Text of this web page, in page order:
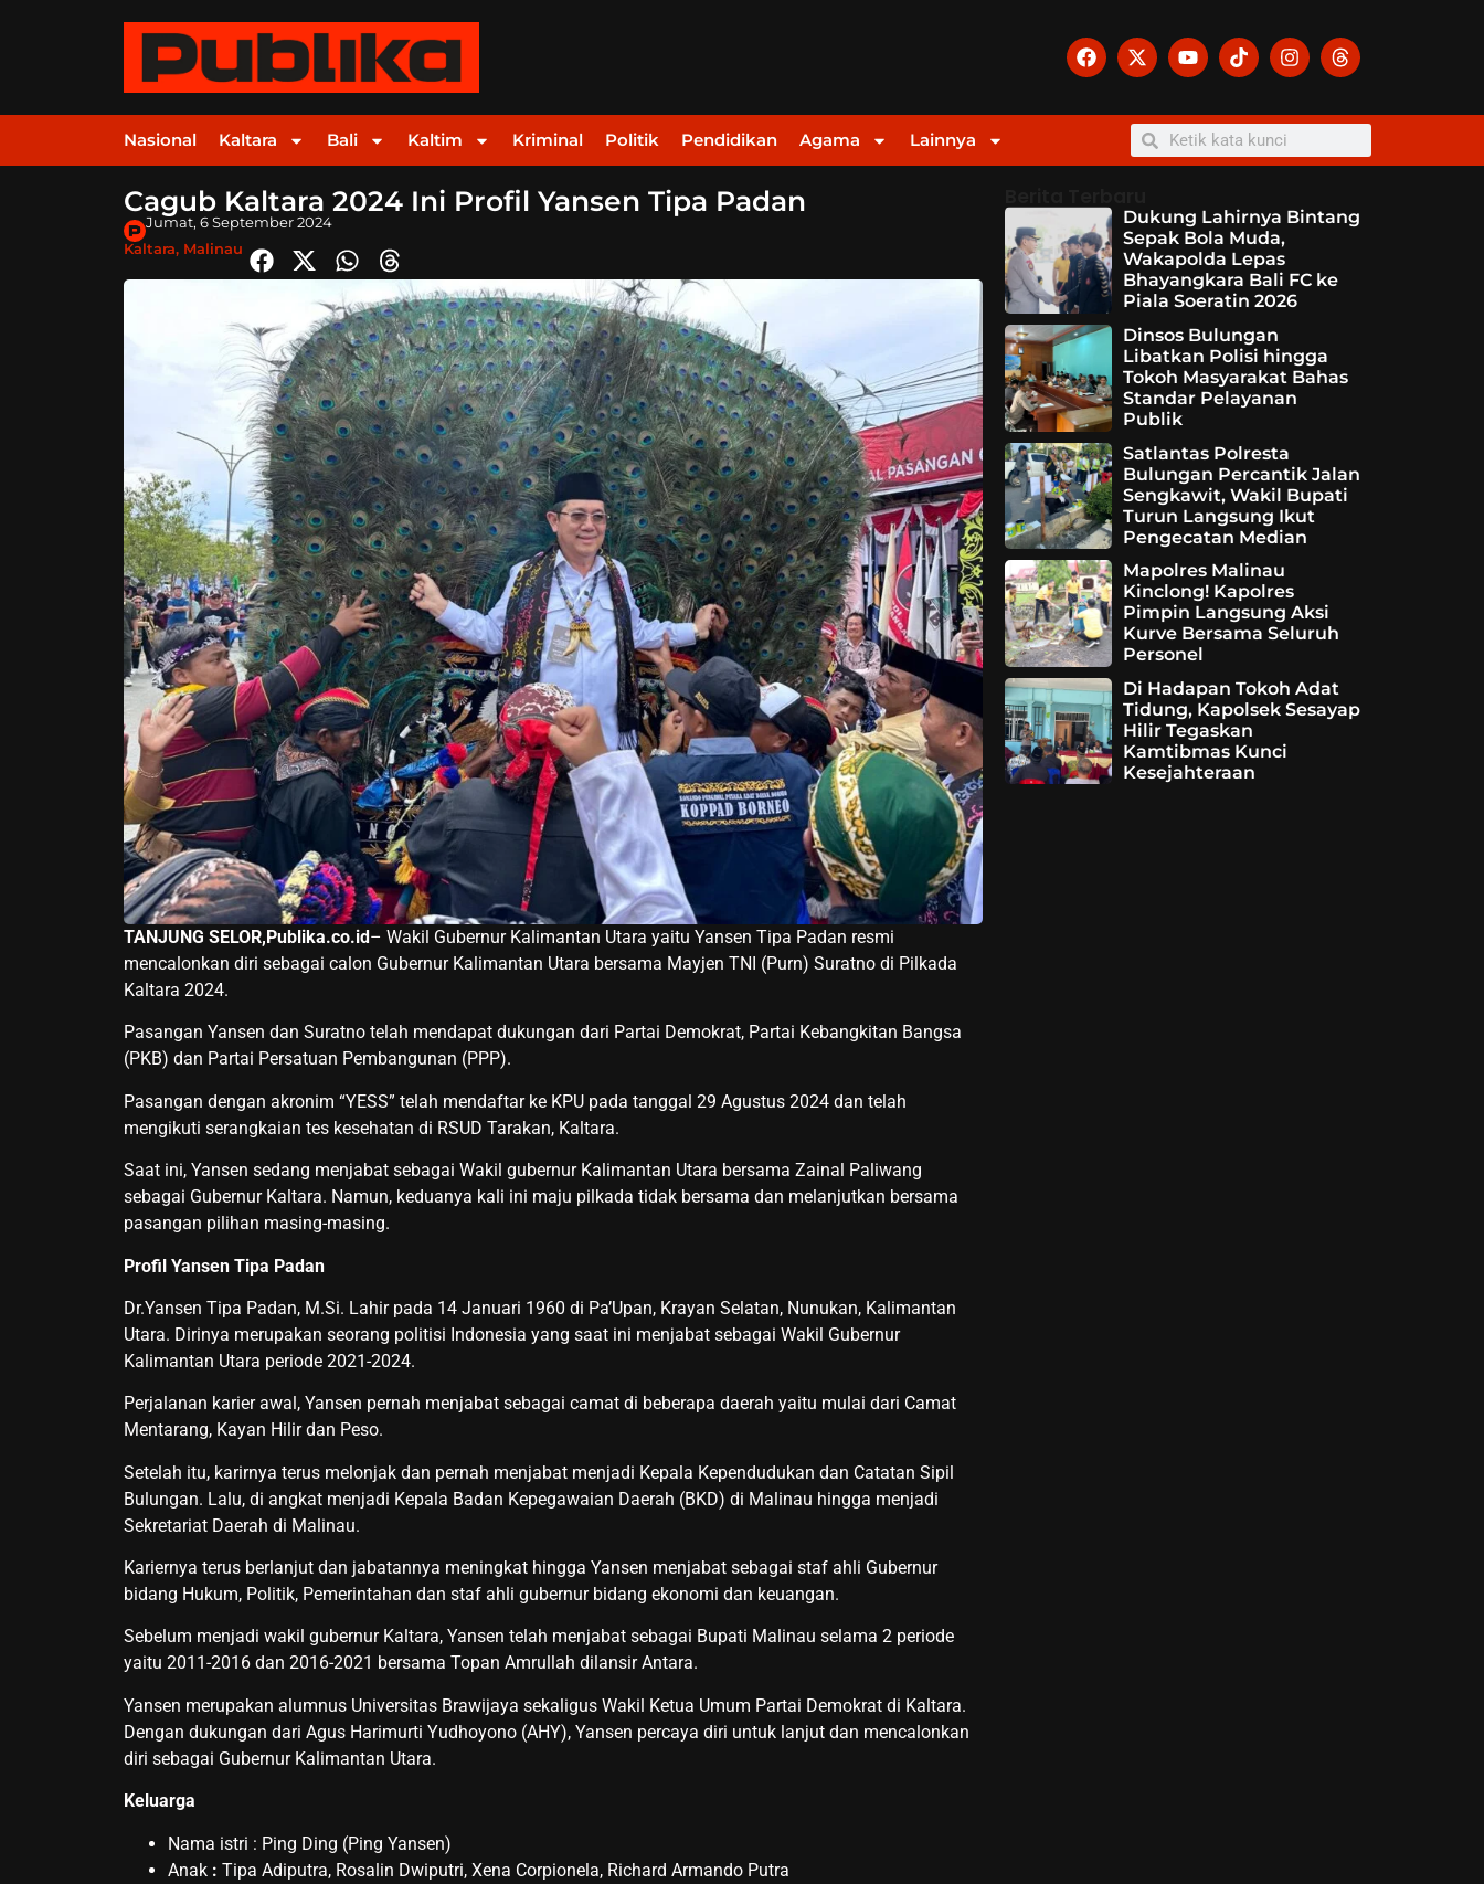
Nasional Kaltara Bali Kaltim Kriminal Politik Pendidikan Agama Lainnya
Cagub Kaltara 2024 Ini Profil Yansen Tipa Padan
Jumat, 6 September 2024
Kaltara, Malinau
TANJUNG SELOR,Publika.co.id– Wakil Gubernur Kalimantan Utara yaitu Yansen Tipa Padan resmi
mencalonkan diri sebagai calon Gubernur Kalimantan Utara bersama Mayjen TNI (Purn) Suratno di Pilkada
Kaltara 2024.
Pasangan Yansen dan Suratno telah mendapat dukungan dari Partai Demokrat, Partai Kebangkitan Bangsa
(PKB) dan Partai Persatuan Pembangunan (PPP).
Pasangan dengan akronim “YESS” telah mendaftar ke KPU pada tanggal 29 Agustus 2024 dan telah
mengikuti serangkaian tes kesehatan di RSUD Tarakan, Kaltara.
Saat ini, Yansen sedang menjabat sebagai Wakil gubernur Kalimantan Utara bersama Zainal Paliwang
sebagai Gubernur Kaltara. Namun, keduanya kali ini maju pilkada tidak bersama dan melanjutkan bersama
pasangan pilihan masing-masing.
Profil Yansen Tipa Padan
Dr.Yansen Tipa Padan, M.Si. Lahir pada 14 Januari 1960 di Pa’Upan, Krayan Selatan, Nunukan, Kalimantan
Utara. Dirinya merupakan seorang politisi Indonesia yang saat ini menjabat sebagai Wakil Gubernur
Kalimantan Utara periode 2021-2024.
Perjalanan karier awal, Yansen pernah menjabat sebagai camat di beberapa daerah yaitu mulai dari Camat
Mentarang, Kayan Hilir dan Peso.
Setelah itu, karirnya terus melonjak dan pernah menjabat menjadi Kepala Kependudukan dan Catatan Sipil
Bulungan. Lalu, di angkat menjadi Kepala Badan Kepegawaian Daerah (BKD) di Malinau hingga menjadi
Sekretariat Daerah di Malinau.
Kariernya terus berlanjut dan jabatannya meningkat hingga Yansen menjabat sebagai staf ahli Gubernur
bidang Hukum, Politik, Pemerintahan dan staf ahli gubernur bidang ekonomi dan keuangan.
Sebelum menjadi wakil gubernur Kaltara, Yansen telah menjabat sebagai Bupati Malinau selama 2 periode
yaitu 2011-2016 dan 2016-2021 bersama Topan Amrullah dilansir Antara.
Yansen merupakan alumnus Universitas Brawijaya sekaligus Wakil Ketua Umum Partai Demokrat di Kaltara.
Dengan dukungan dari Agus Harimurti Yudhoyono (AHY), Yansen percaya diri untuk lanjut dan mencalonkan
diri sebagai Gubernur Kalimantan Utara.
Keluarga
Nama istri : Ping Ding (Ping Yansen)
Anak : Tipa Adiputra, Rosalin Dwiputri, Xena Corpionela, Richard Armando Putra
Dukung Lahirnya Bintang
Sepak Bola Muda,
Wakapolda Lepas
Bhayangkara Bali FC ke
Piala Soeratin 2026
Dinsos Bulungan
Libatkan Polisi hingga
Tokoh Masyarakat Bahas
Standar Pelayanan
Publik
Satlantas Polresta
Bulungan Percantik Jalan
Sengkawit, Wakil Bupati
Turun Langsung Ikut
Pengecatan Median
Mapolres Malinau
Kinclong! Kapolres
Pimpin Langsung Aksi
Kurve Bersama Seluruh
Personel
Di Hadapan Tokoh Adat
Tidung, Kapolsek Sesayap
Hilir Tegaskan
Kamtibmas Kunci
Kesejahteraan